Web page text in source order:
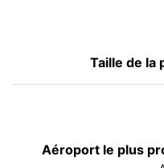
Taille de la
Aéroport le plus